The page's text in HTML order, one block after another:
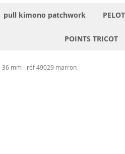
pull kimono patchwork
POINTS TRICOT
36 mm - réf 49029 marron